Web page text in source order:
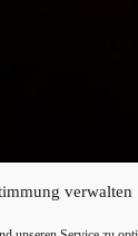
verwalten